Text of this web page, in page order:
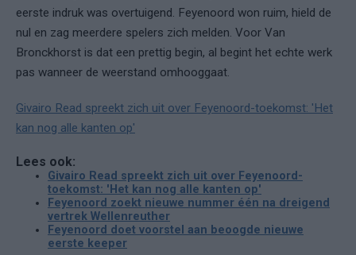
eerste indruk was overtuigend. Feyenoord won ruim, hield de
nul en zag meerdere spelers zich melden. Voor Van
Bronckhorst is dat een prettig begin, al begint het echte werk
pas wanneer de weerstand omhooggaat.
Givairo Read spreekt zich uit over Feyenoord-toekomst: 'Het
kan nog alle kanten op'
Lees ook:
Givairo Read spreekt zich uit over Feyenoord-
toekomst: 'Het kan nog alle kanten op'
Feyenoord zoekt nieuwe nummer één na dreigend
vertrek Wellenreuther
Feyenoord doet voorstel aan beoogde nieuwe
eerste keeper